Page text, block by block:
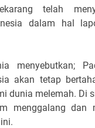
telah
dalam hal
menyebutkan;
akan tetap
dunia melemah. Di
menggalang dan